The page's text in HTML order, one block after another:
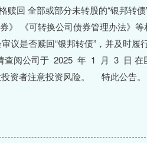
赎回 全部或部分未转股的“银邦
《可转换公司债券管理办法》等
审议是否赎回“银邦转债”，并及
查阅公司于 2025 年 1 月 3 日 在
广大投资者注意投资风